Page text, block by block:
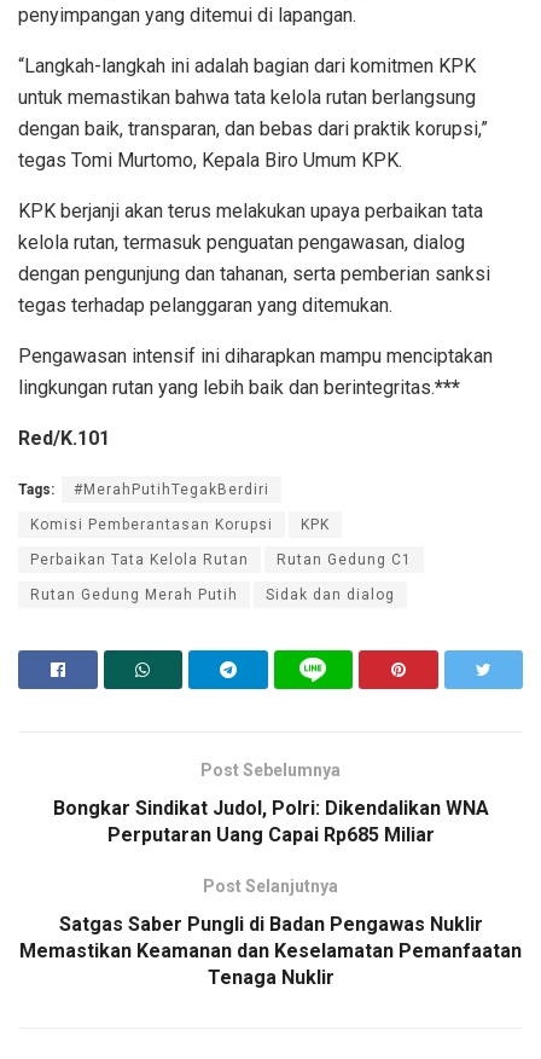
penyimpangan yang ditemui di lapangan.
“Langkah-langkah ini adalah bagian dari komitmen KPK
untuk memastikan bahwa tata kelola rutan berlangsung
dengan baik, transparan, dan bebas dari praktik korupsi,”
tegas Tomi Murtomo, Kepala Biro Umum KPK.
KPK berjanji akan terus melakukan upaya perbaikan tata
kelola rutan, termasuk penguatan pengawasan, dialog
dengan pengunjung dan tahanan, serta pemberian sanksi
tegas terhadap pelanggaran yang ditemukan.
Pengawasan intensif ini diharapkan mampu menciptakan
lingkungan rutan yang lebih baik dan berintegritas.***
Red/K.101
Tags: #MerahPutihTegakBerdiri
Komisi Pemberantasan Korupsi KPK
Perbaikan Tata Kelola Rutan Rutan Gedung C1
Rutan Gedung Merah Putih Sidak dan dialog
Post Sebelumnya
Bongkar Sindikat Judol, Polri: Dikendalikan WNA
Perputaran Uang Capai Rp685 Miliar
Post Selanjutnya
Satgas Saber Pungli di Badan Pengawas Nuklir
Memastikan Keamanan dan Keselamatan Pemanfaatan
Tenaga Nuklir